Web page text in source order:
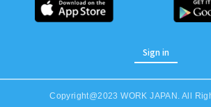
Sign in
Copyright@2023 WORK JAPAN. All